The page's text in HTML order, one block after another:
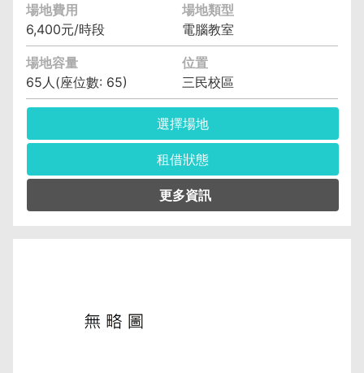
場地費用
場地類型
6,400元/時段
電腦教室
場地容量
位置
65人(座位數: 65)
三民校區
選擇場地
租借狀態
備註︰備有水電、燈光、空調